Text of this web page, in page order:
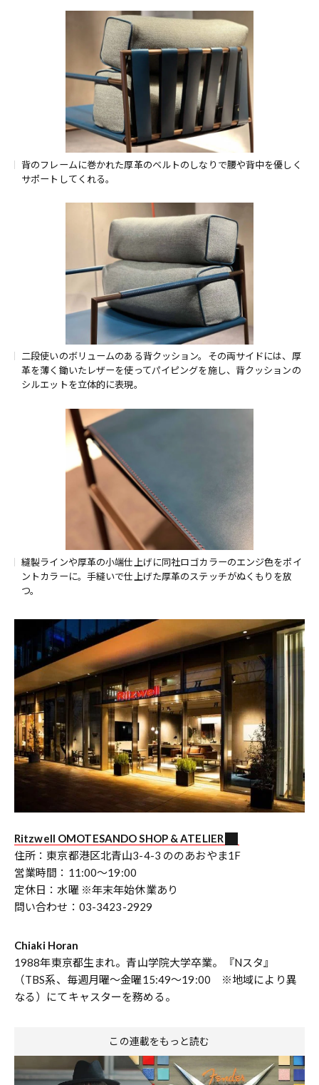
背のフレームに巻かれた厚革のベルトのしなりで腰や背中を優しく
サポートしてくれる。
二段使いのボリュームのある背クッション。その両サイドには、厚
革を薄く鋤いたレザーを使ってパイピングを施し、背クッションの
シルエットを立体的に表現。
縫製ラインや厚革の小端仕上げに同社ロゴカラーのエンジ色をポイ
ントカラーに。手縫いで仕上げた厚革のステッチがぬくもりを放
つ。
Ritzwell OMOTESANDO SHOP & ATELIER
住所：東京都港区北青山3-4-3 ののあおやま1F
営業時間：11:00～19:00
定休日：水曜 ※年末年始休業あり
問い合わせ：03-3423-2929
Chiaki Horan
1988年東京都生まれ。青山学院大学卒業。『Nスタ』
（TBS系、毎週月曜～金曜15:49～19:00 ※地域により異
なる）にてキャスターを務める。
この連載をもっと読む